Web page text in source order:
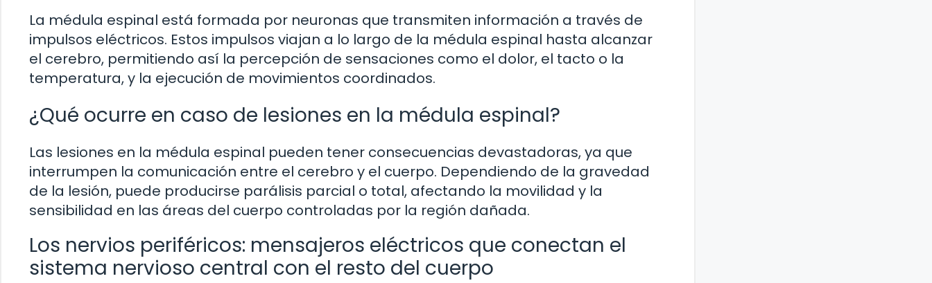
La médula espinal está formada por neuronas que transmiten información a través de
impulsos eléctricos. Estos impulsos viajan a lo largo de la médula espinal hasta alcanzar
el cerebro, permitiendo así la percepción de sensaciones como el dolor, el tacto o la
temperatura, y la ejecución de movimientos coordinados.
¿Qué ocurre en caso de lesiones en la médula espinal?
Las lesiones en la médula espinal pueden tener consecuencias devastadoras, ya que
interrumpen la comunicación entre el cerebro y el cuerpo. Dependiendo de la gravedad
de la lesión, puede producirse parálisis parcial o total, afectando la movilidad y la
sensibilidad en las áreas del cuerpo controladas por la región dañada.
Los nervios periféricos: mensajeros eléctricos que conectan el
sistema nervioso central con el resto del cuerpo